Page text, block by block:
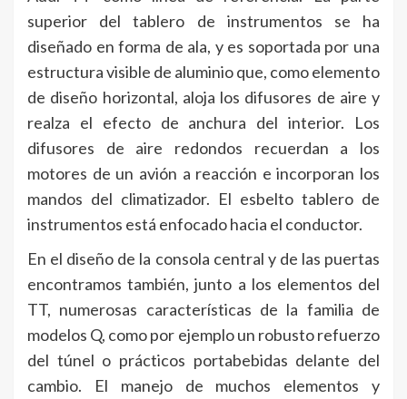
superior del tablero de instrumentos se ha
diseñado en forma de ala, y es soportada por una
estructura visible de aluminio que, como elemento
de diseño horizontal, aloja los difusores de aire y
realza el efecto de anchura del interior. Los
difusores de aire redondos recuerdan a los
motores de un avión a reacción e incorporan los
mandos del climatizador. El esbelto tablero de
instrumentos está enfocado hacia el conductor.
En el diseño de la consola central y de las puertas
encontramos también, junto a los elementos del
TT, numerosas características de la familia de
modelos Q, como por ejemplo un robusto refuerzo
del túnel o prácticos portabebidas delante del
cambio. El manejo de muchos elementos y